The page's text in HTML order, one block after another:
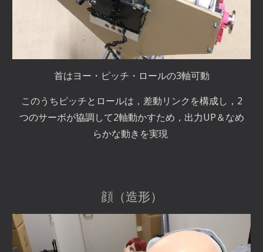
首はヨー・ピッチ・ロールの3軸可動
このうちピッチとロールは，差動リンクを構成し，2
つのサーボが協調して2軸動かすため，出力UP＆なめ
らかな動きを実現
顔（造形）